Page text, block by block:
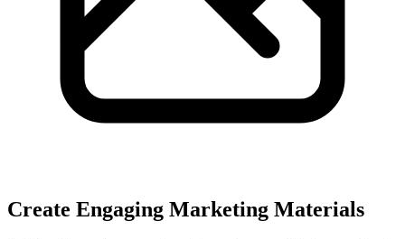
Create Engaging Marketing Materials